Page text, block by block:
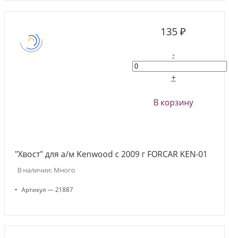
135 ₽
-
+
В корзину
"Хвост" для а/м Kenwood c 2009 г FORCAR KEN-01
В наличии: Много
• Артикул — 21887